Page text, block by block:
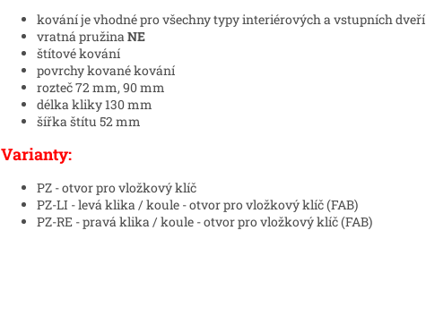
kování je vhodné pro všechny typy interiérových a vstupních dveří
vratná pružinaNE
štítové kování
povrchy kované kování
rozteč 72 mm, 90 mm
délka kliky 130 mm
šířka štítu 52 mm
Varianty:
PZ - otvor pro vložkový klíč
PZ-LI - levá klika / koule - otvor pro vložkový klíč (FAB)
PZ-RE - pravá klika / koule - otvor pro vložkový klíč (FAB)